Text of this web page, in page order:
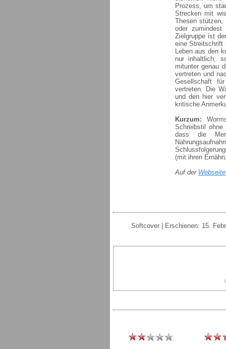
Prozess, um
Strecken mit
Thesen stützen,
oder
Zielgruppe ist
eine Streitschrift
Leben aus den
nur inhaltlich,
mitunter genau
vertreten und
Gesellschaft
vertreten. Die
und den hier
kritische
Kurzum:
Schreibstil ohne
dass die
(mit ihren
Auf der
Softcover | Erschienen: 15.